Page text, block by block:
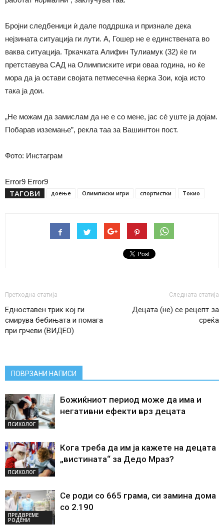
Бројни следбеници ѝ дале поддршка и признале дека
нејзината ситуација ги лути. А, Гошер не е единствената во
ваква ситуација. Тркачката Алифин Тулиамук (32) ќе ги
претставува САД на Олимписките игри оваа година, но ќе
мора да ја остави својата петмесечна ќерка Зои, која исто
така ја дои.
„Не можам да замислам да не е со мене, јас сè уште ја дојам.
Побарав изземање”, рекла таа за Вашингтон пост.
Фото: Инстаграм
Error9 Error9
ТАГОВИ доење Олимписки игри спортистки Токио
Претходна статија
Едноставен трик кој ги
смирува бебињата и помага
при грчеви (ВИДЕО)
Следната статија
Децата (не) се рецепт за
среќа
ПОВРЗАНИ НАПИСИ
ПСИХОЛОГ
Божиќниот период може да има и
негативни ефекти врз децата
ПСИХОЛОГ
Кога треба да им ја кажете на децата
„вистината“ за Дедо Мраз?
ПРЕДВРЕМЕ
РОДЕНИ
Се роди со 665 грама, си замина дома
со 2.190